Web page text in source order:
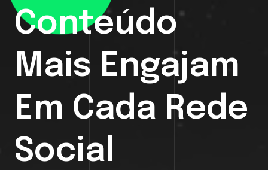
Conteúdo
Mais Engajam
Em Cada Rede
Social